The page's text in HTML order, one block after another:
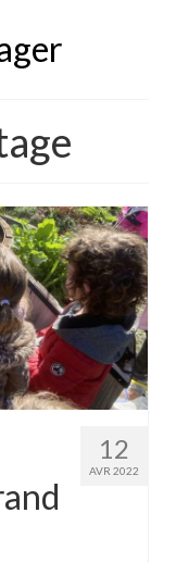
12
AVR 2022